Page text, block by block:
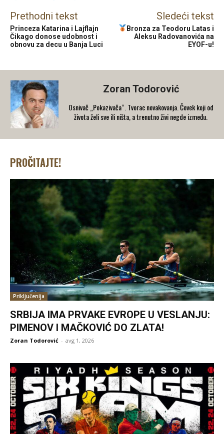
Prethodni tekst
Princeza Katarina i Lajflajn
Čikago donose udobnost i
obnovu za decu u Banja Luci
Sledeći tekst
Bronza za Teodoru Latas i
Aleksu Radovanovića na
EYOF-u!
Zoran Todorović
Osnivač „Pokazivača“. Tvorac novakovanja. Čovek koji od
života želi sve ili ništa, a trenutno živi negde između.
PROČITAJTE!
Priključenija
SRBIJA IMA PRVAKE EVROPE U VESLANJU:
PIMENOV I MAČKOVIĆ DO ZLATA!
Zoran Todorović - avg 1, 2026